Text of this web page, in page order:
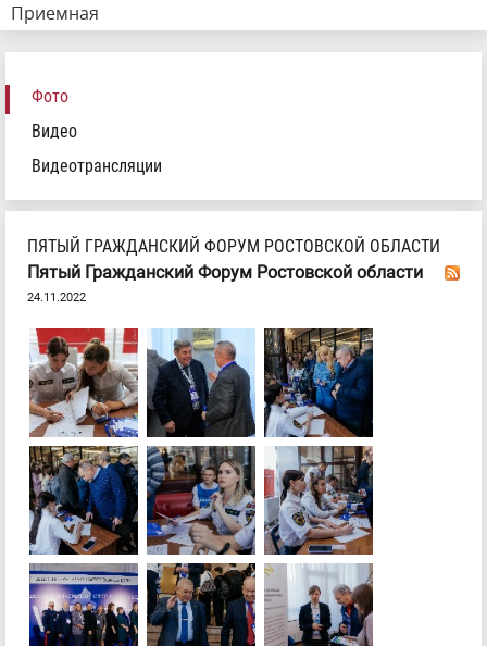
Приемная
Фото
Видео
Видеотрансляции
ПЯТЫЙ ГРАЖДАНСКИЙ ФОРУМ РОСТОВСКОЙ ОБЛАСТИ
Пятый Гражданский Форум Ростовской области
24.11.2022